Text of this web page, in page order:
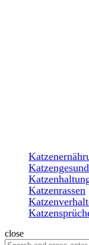
Katzenrassen
Search
close